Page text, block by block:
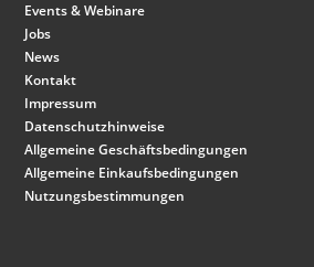
Events & Webinare
Jobs
News
Kontakt
Impressum
Datenschutzhinweise
Allgemeine Geschäftsbedingungen
Allgemeine Einkaufsbedingungen
Nutzungsbestimmungen